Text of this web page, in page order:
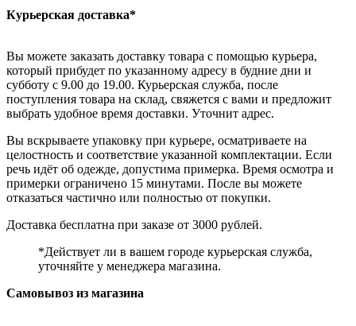
Курьерская доставка*
Вы можете заказать доставку товара с помощью курьера,
который прибудет по указанному адресу в будние дни и
субботу с 9.00 до 19.00. Курьерская служба, после
поступления товара на склад, свяжется с вами и предложит
выбрать удобное время доставки. Уточнит адрес.
Вы вскрываете упаковку при курьере, осматриваете на
целостность и соответствие указанной комплектации. Если
речь идёт об одежде, допустима примерка. Время осмотра и
примерки ограничено 15 минутами. После вы можете
отказаться частично или полностью от покупки.
Доставка бесплатна при заказе от 3000 рублей.
*Действует ли в вашем городе курьерская служба,
уточняйте у менеджера магазина.
Самовывоз из магазина